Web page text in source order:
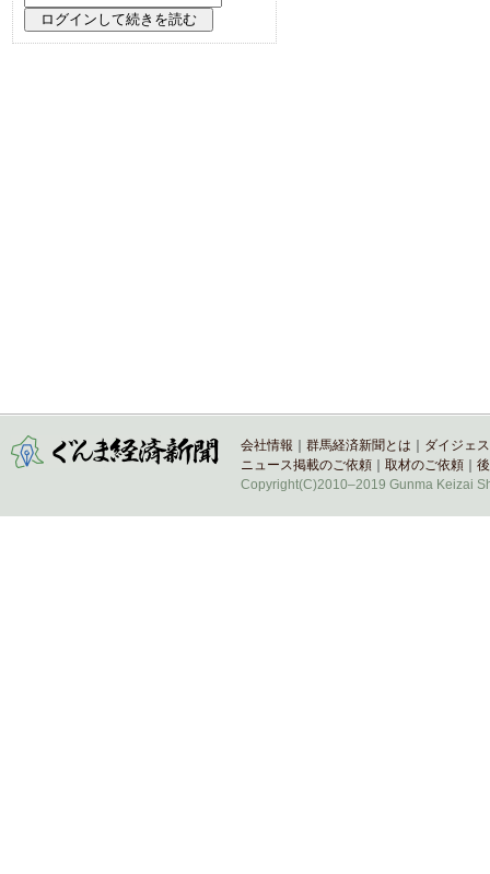
会社情報 群馬経済新聞とは
ダイジェ
ニュース掲載のご依頼
取材のご依頼
Copyright(C)2010–2019 Gunma Keizai